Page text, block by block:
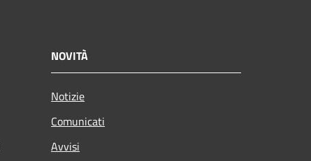
NOVITÀ
Notizie
Comunicati
Avvisi